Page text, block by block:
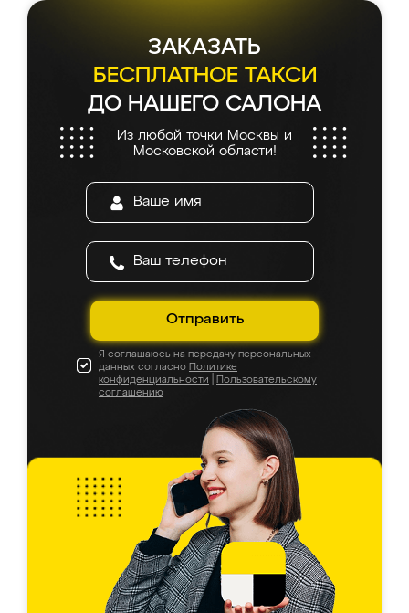
ЗАКАЗАТЬ
БЕСПЛАТНОЕ ТАКСИ
ДО НАШЕГО САЛОНА
Из любой точки Москвы и
Московской области!
Отправить
Я соглашаюсь на передачу персональных
данных согласно Политике
конфиденциальности
Пользовательскому
соглашению